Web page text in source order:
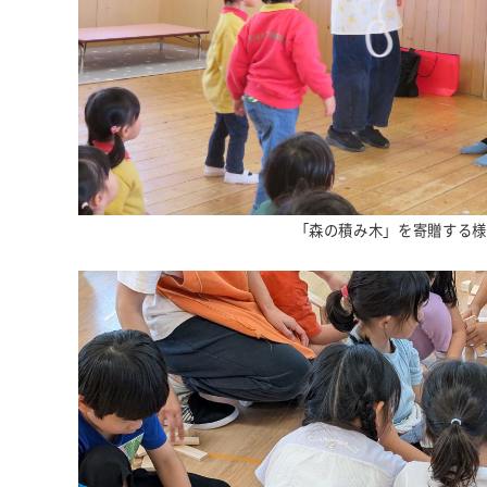
「森の積み木」を寄贈する